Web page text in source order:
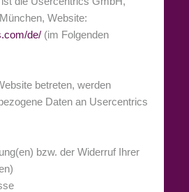
Website:
de/ (im Folgenden
betreten, werden
Daten an Usercentrics
bzw. der Widerruf Ihrer